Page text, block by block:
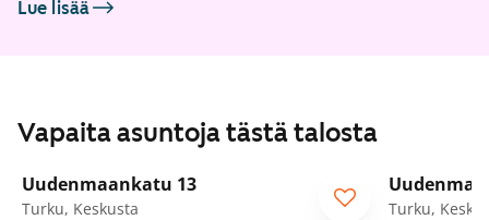
Lue lisää
Vapaita asuntoja tästä talosta
/25
Uudenmaankatu 13
Turku, Keskusta
Turku,